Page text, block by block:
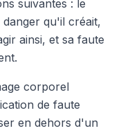
suivantes : le
qu'il créait,
ainsi, et sa faute
corporel
de faute
en dehors d'un